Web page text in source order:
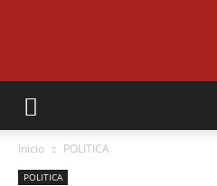
EL
Inicio POLITICA
POLITICA